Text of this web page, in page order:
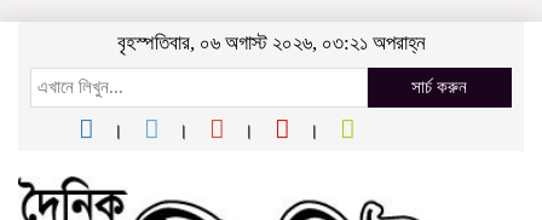
বৃহস্পতিবার, ০৬ অগাস্ট ২০২৬, ০৩:২১ অপরাহ্ন
সার্চ করুন